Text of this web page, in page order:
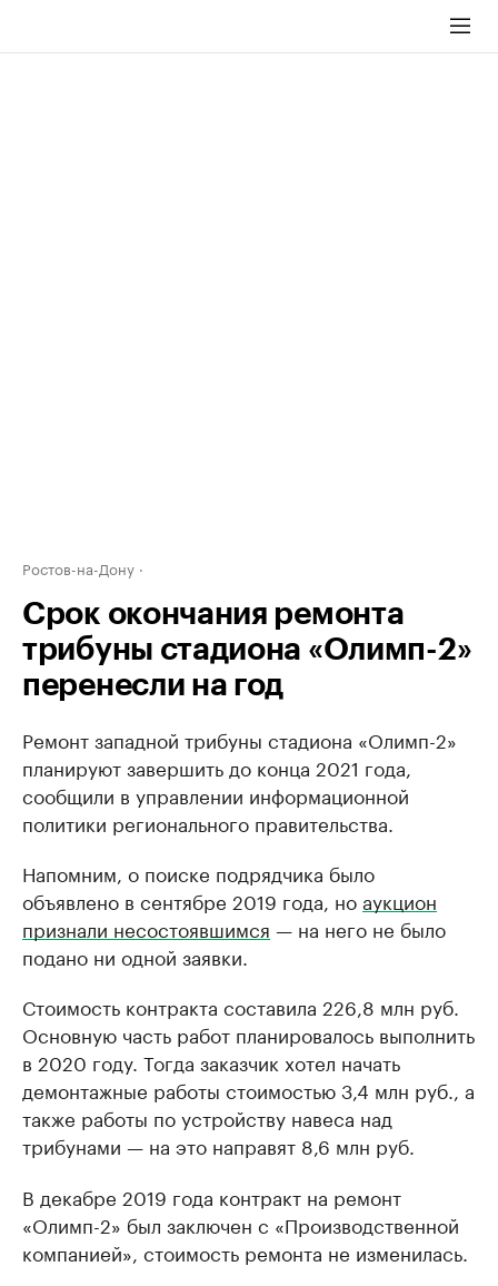
Ростов-на-Дону
Срок окончания ремонта
трибуны стадиона «Олимп-2»
перенесли на год
Ремонт западной трибуны стадиона «Олимп-2»
планируют завершить до конца 2021 года,
сообщили в управлении информационной
политики регионального правительства.
Напомним, о поиске подрядчика было
объявлено в сентябре 2019 года, ноаукцион
признали несостоявшимся — на него не было
подано ни одной заявки.
Стоимость контракта составила 226,8 млн руб.
Основную часть работ планировалось выполнить
в 2020 году. Тогда заказчик хотел начать
демонтажные работы стоимостью 3,4 млн руб., а
также работы по устройству навеса над
трибунами — на это направят 8,6 млн руб.
В декабре 2019 года контракт на ремонт
«Олимп-2» был заключен с «Производственной
компанией», стоимость ремонта не изменилась.